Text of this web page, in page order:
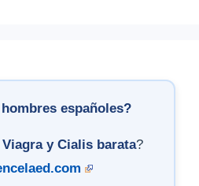
españoles?
y Cialis barata?